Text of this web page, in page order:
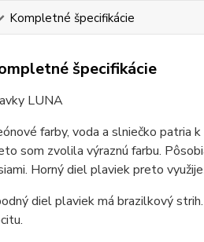
Kompletné špecifikácie
špecifikácie
LUNA
farby, voda a slniečko patria
som zvolila výraznú farbu.
Horný diel plaviek preto
diel plaviek má brazilkový